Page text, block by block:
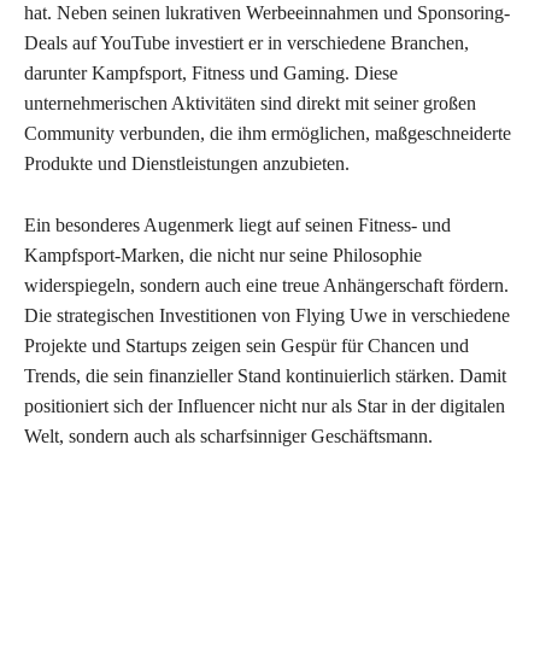
hat. Neben seinen lukrativen Werbeeinnahmen und Sponsoring-
Deals auf YouTube investiert er in verschiedene Branchen,
darunter Kampfsport, Fitness und Gaming. Diese
unternehmerischen Aktivitäten sind direkt mit seiner großen
Community verbunden, die ihm ermöglichen, maßgeschneiderte
Produkte und Dienstleistungen anzubieten.
Ein besonderes Augenmerk liegt auf seinen Fitness- und
Kampfsport-Marken, die nicht nur seine Philosophie
widerspiegeln, sondern auch eine treue Anhängerschaft fördern.
Die strategischen Investitionen von Flying Uwe in verschiedene
Projekte und Startups zeigen sein Gespür für Chancen und
Trends, die sein finanzieller Stand kontinuierlich stärken. Damit
positioniert sich der Influencer nicht nur als Star in der digitalen
Welt, sondern auch als scharfsinniger Geschäftsmann.